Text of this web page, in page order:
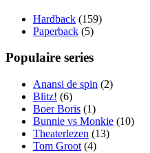
Hardback (159)
Paperback (5)
Populaire series
Anansi de spin (2)
Blitz! (6)
Boer Boris (1)
Bunnie vs Monkie (10)
Theaterlezen (13)
Tom Groot (4)